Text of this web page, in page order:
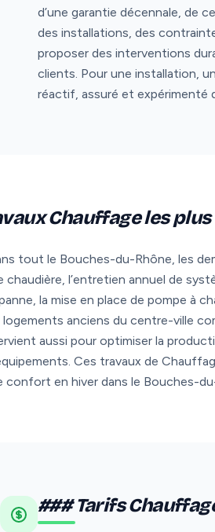
d’une garantie décennale, de
des installations, des
proposer des interventions
clients. Pour une installation,
réactif, assuré et expérimenté
Chauffage les
tout le Bouches-du-Rhône, les
chaudière, l’entretien annuel de
la mise en place de pompe à
anciens du centre-ville
aussi pour optimiser la
Ces travaux de
confort en hiver dans le Bouches-
### Tarifs